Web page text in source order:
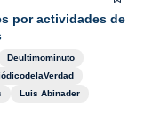
por actividades de
Deultimominuto
Luis Abinader